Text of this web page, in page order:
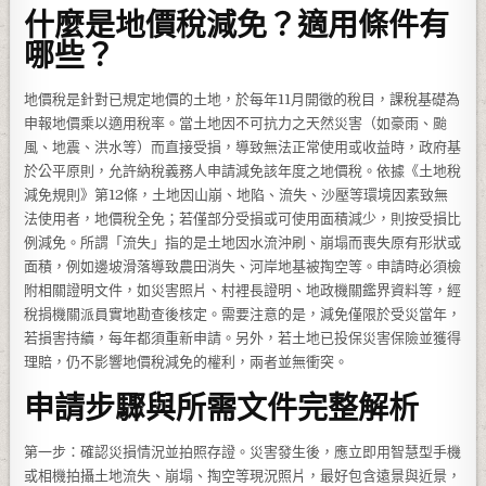
什麼是地價稅減免？適用條件有
哪些？
地價稅是針對已規定地價的土地，於每年11月開徵的稅目，課稅基礎為
申報地價乘以適用稅率。當土地因不可抗力之天然災害（如豪雨、颱
風、地震、洪水等）而直接受損，導致無法正常使用或收益時，政府基
於公平原則，允許納稅義務人申請減免該年度之地價稅。依據《土地稅
減免規則》第12條，土地因山崩、地陷、流失、沙壓等環境因素致無
法使用者，地價稅全免；若僅部分受損或可使用面積減少，則按受損比
例減免。所謂「流失」指的是土地因水流沖刷、崩塌而喪失原有形狀或
面積，例如邊坡滑落導致農田消失、河岸地基被掏空等。申請時必須檢
附相關證明文件，如災害照片、村裡長證明、地政機關鑑界資料等，經
稅捐機關派員實地勘查後核定。需要注意的是，減免僅限於受災當年，
若損害持續，每年都須重新申請。另外，若土地已投保災害保險並獲得
理賠，仍不影響地價稅減免的權利，兩者並無衝突。
申請步驟與所需文件完整解析
第一步：確認災損情況並拍照存證。災害發生後，應立即用智慧型手機
或相機拍攝土地流失、崩塌、掏空等現況照片，最好包含遠景與近景，